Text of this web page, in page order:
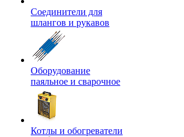
Соединители для
шлангов и рукавов
Оборудование
паяльное и сварочное
Котлы и обогреватели